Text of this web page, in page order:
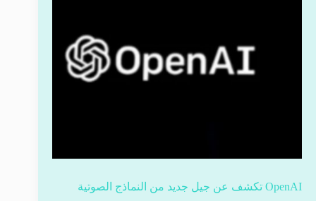
OpenAI تكشف عن جيل جديد من النماذج الصوتية